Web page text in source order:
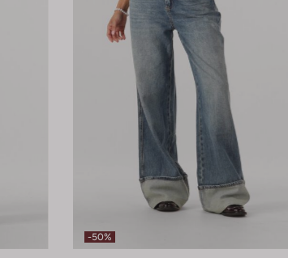
-50%